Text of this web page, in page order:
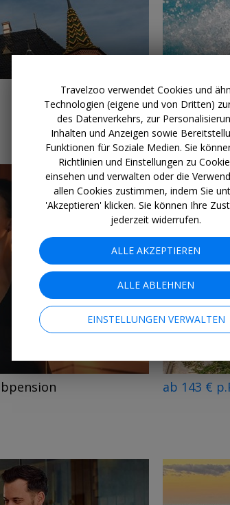
ab 59 € p.P.
ab 143 €
Travelzoo verwendet Cookies und
Technologien (eigene und von Dritten)
des Datenverkehrs, zur
Inhalten und Anzeigen sowie
Funktionen für Soziale Medien. Sie
Richtlinien und Einstellungen zu
einsehen und verwalten oder die
allen Cookies zustimmen, indem Sie
'Akzeptieren' klicken. Sie können Ihre
jederzeit widerrufen.
ALLE AKZEPTIEREN
ALLE ABLEHNEN
EINSTELLUNGEN VERWALTEN